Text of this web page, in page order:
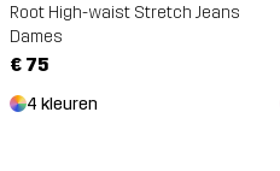
Root High-waist Stretch Jeans
Dames
€ 75
4 kleuren